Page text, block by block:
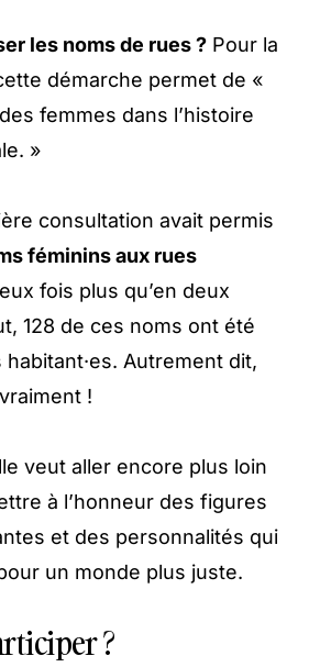
les noms de rues ? Pour la
démarche permet de «
femmes dans l’histoire
»
consultation avait permis
féminins aux rues
fois plus qu’en deux
128 de ces noms ont été
Autrement dit,
!
veut aller encore plus loin
à l’honneur des figures
et des personnalités qui
un monde plus juste.
?